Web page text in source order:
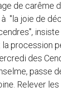
de carême
"la joie de
la procession
des
passe
Relever